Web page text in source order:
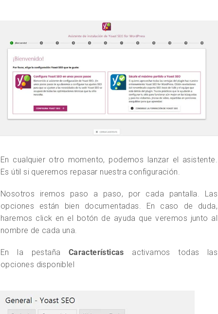
En cualquier otro momento, podemos lanzar el asistente.
Es útil si queremos repasar nuestra configuración.
Nosotros iremos paso a paso, por cada pantalla. Las
opciones están bien documentadas. En caso de duda,
haremos click en el botón de ayuda que veremos junto al
nombre de cada una.
En la pestaña Características activamos todas las
opciones disponiblel